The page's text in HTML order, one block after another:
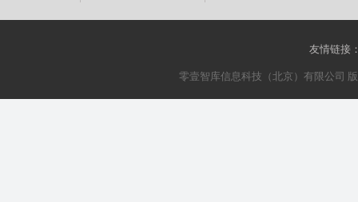
友情链接
零壹智库信息科技（北京）有限公司